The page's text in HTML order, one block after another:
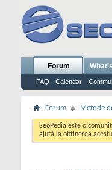
Forum
FAQ Calendar
Forum Metode
SeoPedia este o
ajută la obținerea